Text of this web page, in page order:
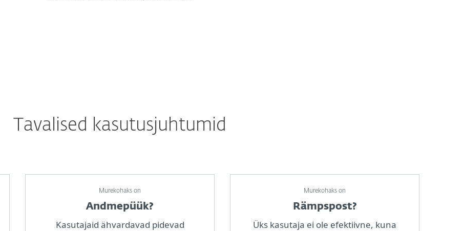
Tavalised kasutusjuhtumid
Murekohaks on
Andmepüük?
Kasutajaid ähvardavad pidevad
Murekohaks on
Rämpspost?
Üks kasutaja ei ole efektiivne, kuna